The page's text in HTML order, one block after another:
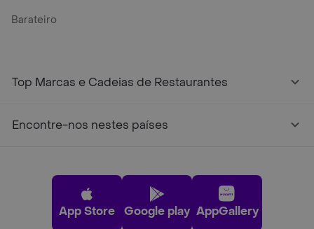
Barateiro
Top Marcas e Cadeias de Restaurantes
Encontre-nos nestes países
App Store Google play AppGallery